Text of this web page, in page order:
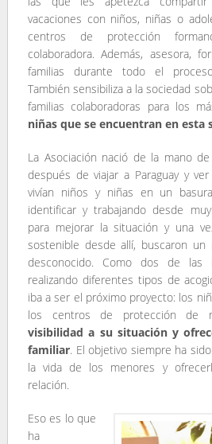
vacaciones con niños, niñas o
centros de protección
colaboradora. Además, asesora,
familias durante todo el
También sensibiliza a la sociedad
familias colaboradoras para los
niñas que se encuentran en esta
La Asociación nació de la mano
después de viajar a Paraguay y
vivían niños y niñas en un
identificar y trabajando desde
para mejorar la situación y una
sostenible desde allí, buscaron un
desconocido. Como dos de las
realizando diferentes tipos de
iba a ser el próximo proyecto: los
los centros de protección de
visibilidad a su situación y
familiar. El objetivo siempre ha
la vida de los menores y
relación.
Eso es lo que
ha